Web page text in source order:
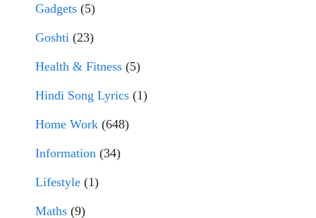
Gadgets (5)
Goshti (23)
Health & Fitness (5)
Hindi Song Lyrics (1)
Home Work (648)
Information (34)
Lifestyle (1)
Maths (9)